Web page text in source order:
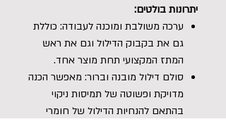
יתרונות בולטים:
ערכה משולבת ומוכנה לעבודה: כוללת
גם את בקבוק הדילול וגם את ראש
המתז המקצועי תחת מוצר אחד.
סולם דילול מובנה וברור: מאפשר הכנה
מדויקת ופשוטה של תמיסות ניקוי
בהתאם להנחיות הדילול של חומרי